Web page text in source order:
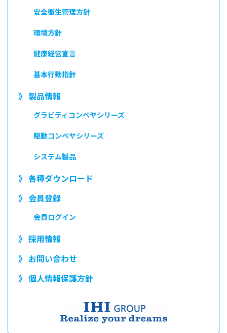
安全衛生管理方針
環境方針
健康経営宣言
基本行動指針
》 製品情報
グラビティコンベヤシリーズ
駆動コンベヤシリーズ
システム製品
》 各種ダウンロード
》 会員登録
会員ログイン
》 採用情報
》 お問い合わせ
》 個人情報保護方針